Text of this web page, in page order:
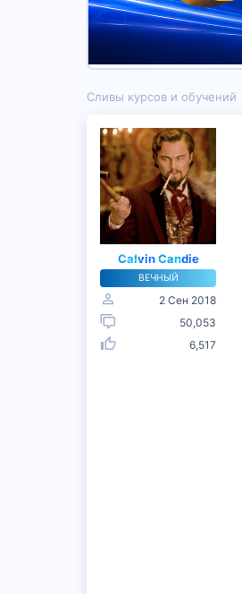
Сливы курсов и обучений
Calvin Candie
ВЕЧНЫЙ
2 Сен 2018
50,053
6,517